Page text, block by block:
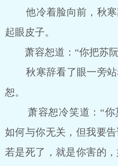
他冷着脸向前，秋寒
起眼皮子。
萧容恕道：“你把苏阮
秋寒辞看了眼一旁站
恕。
萧容恕冷笑道：“你
如何与你无关，但我要
若是死了，就是你害的